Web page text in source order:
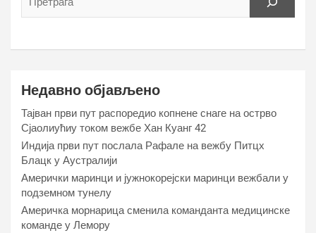
Недавно објављено
Тајван први пут распоредио копнене снаге на острво
Сјаолиућиу током вежбе Хан Куанг 42
Индија први пут послала Рафале на вежбу Питцх
Блацк у Аустралији
Амерички маринци и јужнокорејски маринци вежбали у
подземном тунелу
Америчка морнарица сменила команданта медицинске
команде у Лемору